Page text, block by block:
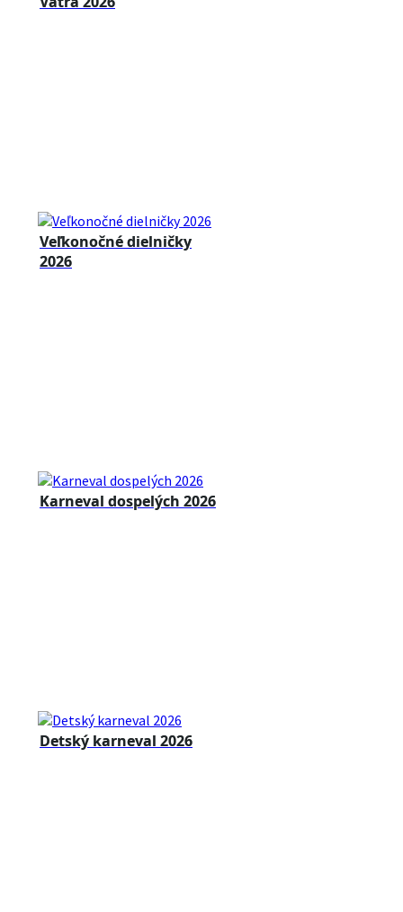
Veľkonočné dielničky
2026
Karneval dospelých 2026
Detský karneval 2026